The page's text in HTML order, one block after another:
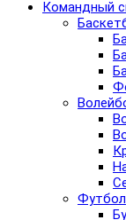
Командный
Футбол